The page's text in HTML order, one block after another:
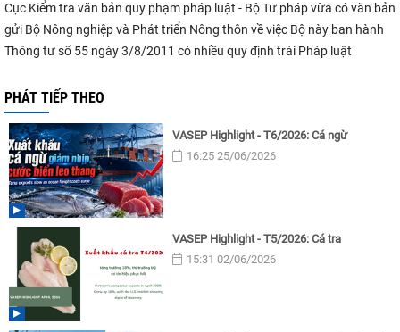
Cục Kiểm tra văn bản quy phạm pháp luật - Bộ Tư pháp vừa có văn bản
gửi Bộ Nông nghiệp và Phát triển Nông thôn về việc Bộ này ban hành
Thông tư số 55 ngày 3/8/2011 có nhiều quy định trái Pháp luật
PHÁT TIẾP THEO
VASEP Highlight - T6/2026: Cá ngừ
16:25 25/06/2026
VASEP Highlight - T5/2026: Cá tra
15:31 02/06/2026